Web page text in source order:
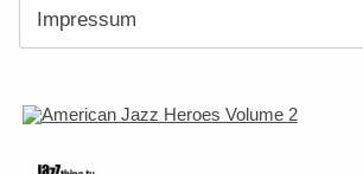
Impressum